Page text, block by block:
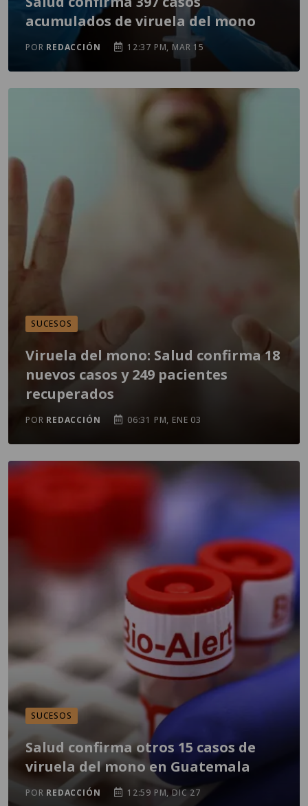
acumulados de viruela del mono
POR REDACCIÓN 12:37 PM, MAR 15
SUCESOS
Viruela del mono: Salud confirma 18
nuevos casos y 249 pacientes
recuperados
POR REDACCIÓN 06:31 PM, ENE 03
SUCESOS
Salud confirma otros 15 casos de
viruela del mono en Guatemala
POR REDACCIÓN 12:59 PM, DIC 27